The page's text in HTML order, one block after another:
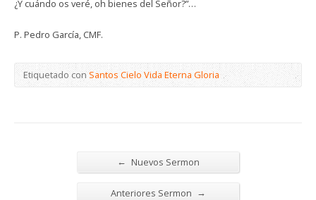
¿Y cuándo os veré, oh bienes del Señor?”…
P. Pedro García, CMF.
Etiquetado conSantos Cielo Vida Eterna Gloria
← Nuevos Sermon
Anteriores Sermon →